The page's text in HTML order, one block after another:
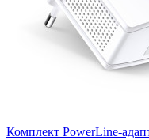
Комплект PowerLine-